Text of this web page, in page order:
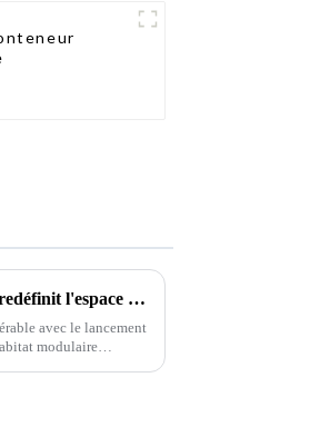
Un bungalow conteneur pliable innovant de 40 pieds redéfinit l'espace de vie modulaire
avec le lancement
modulaire